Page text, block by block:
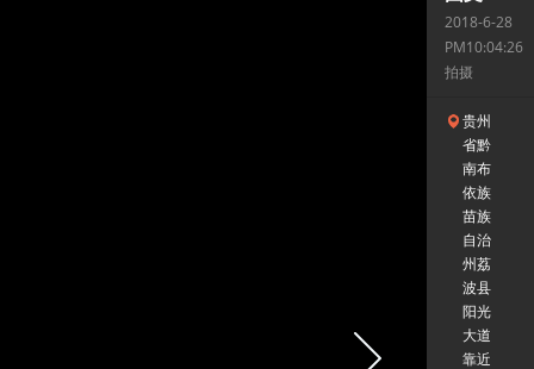
2018-6-28
PM10:04:26
拍摄
贵州
省黔
南布
依族
苗族
自治
州荔
波县
阳光
大道
靠近